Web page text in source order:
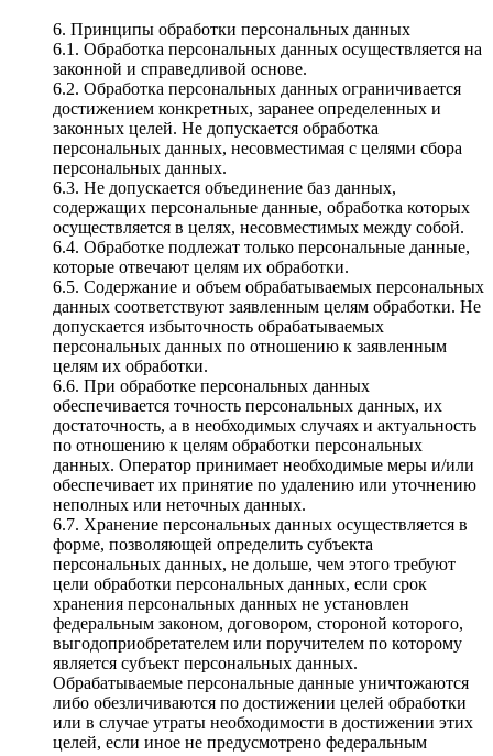
6. Принципы обработки персональных данных
6.1. Обработка персональных данных осуществляется на
законной и справедливой основе.
6.2. Обработка персональных данных ограничивается
достижением конкретных, заранее определенных и
законных целей. Не допускается обработка
персональных данных, несовместимая с целями сбора
персональных данных.
6.3. Не допускается объединение баз данных,
содержащих персональные данные, обработка которых
осуществляется в целях, несовместимых между собой.
6.4. Обработке подлежат только персональные данные,
которые отвечают целям их обработки.
6.5. Содержание и объем обрабатываемых персональных
данных соответствуют заявленным целям обработки. Не
допускается избыточность обрабатываемых
персональных данных по отношению к заявленным
целям их обработки.
6.6. При обработке персональных данных
обеспечивается точность персональных данных, их
достаточность, а в необходимых случаях и актуальность
по отношению к целям обработки персональных
данных. Оператор принимает необходимые меры и/или
обеспечивает их принятие по удалению или уточнению
неполных или неточных данных.
6.7. Хранение персональных данных осуществляется в
форме, позволяющей определить субъекта
персональных данных, не дольше, чем этого требуют
цели обработки персональных данных, если срок
хранения персональных данных не установлен
федеральным законом, договором, стороной которого,
выгодоприобретателем или поручителем по которому
является субъект персональных данных.
Обрабатываемые персональные данные уничтожаются
либо обезличиваются по достижении целей обработки
или в случае утраты необходимости в достижении этих
целей, если иное не предусмотрено федеральным